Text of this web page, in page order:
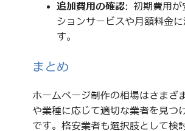
追加費用の確認: 初期費用が
ションサービスや月額料金
す。
まとめ
ホームページ制作の相場はさまざ
や業種に応じて適切な業者を見つ
です。格安業者も選択肢として検